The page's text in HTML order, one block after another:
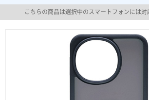
こちらの商品は選択中のスマートフォンには対